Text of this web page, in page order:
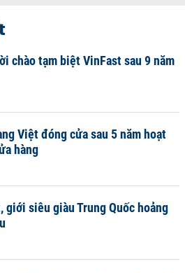
chào tạm biệt VinFast sau 9 năm
Việt đóng cửa sau 5 năm hoạt
hàng
siêu giàu Trung Quốc hoảng